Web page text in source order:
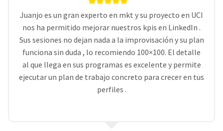
Juanjo es un gran experto en mkt y su proyecto en UCI
nos ha permitido mejorar nuestros kpis en LinkedIn .
Sus sesiones no dejan nada a la improvisación y su plan
funciona sin duda , lo recomiendo 100×100. El detalle
al que llega en sus programas es excelente y permite
ejecutar un plan de trabajo concreto para crecer en tus
perfiles .